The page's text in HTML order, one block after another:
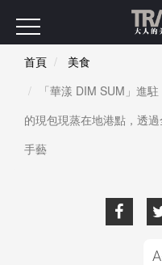
首頁
美食
「華漾 DIM SUM」進
的現包現蒸在地港點，透
手藝